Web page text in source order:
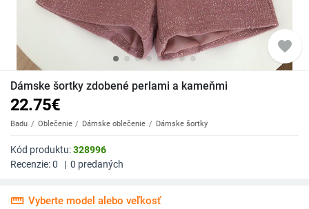
favorite
Dámske šortky zdobené perlami a kameňmi
22.75€
Badu Oblečenie Dámske oblečenie Dámske šortky
Kód produktu:328996
Recenzie:0 | 0 predaných
straighten Vyberte model alebo veľkosť